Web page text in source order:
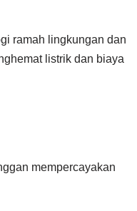
ramah lingkungan dan
listrik dan biaya
mempercayakan